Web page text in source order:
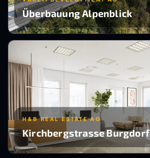
Überbauung Alpenblick
H&B REAL ESTATE AG
Kirchbergstrasse Burgdorf